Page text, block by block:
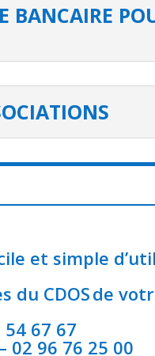
BANCAIRE
et simple
du CDOS de
54 67 67
02 96 76 25 00